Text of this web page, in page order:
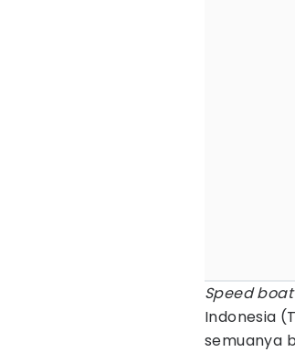
Speed boat
Indonesia
semuanya